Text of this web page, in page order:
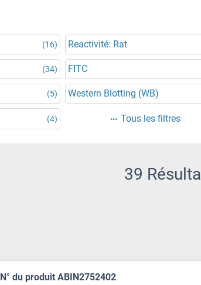
(16) Reactivité: Rat
(34) FITC
(5) Western Blotting (WB)
(4) Tous les filtres
39
N° du produit ABIN2752402